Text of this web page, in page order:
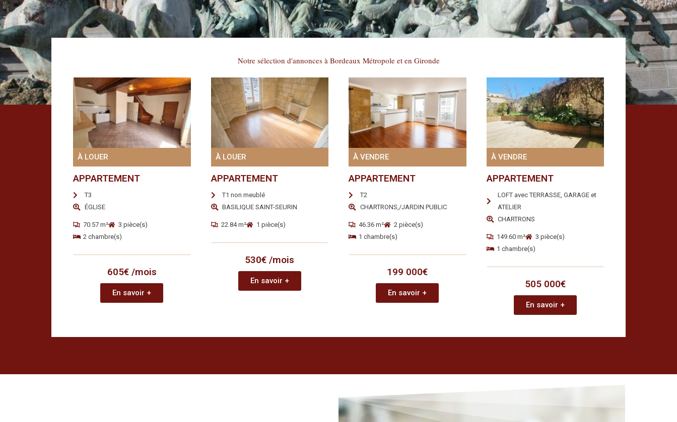
Notre sélection d'annonces à Bordeaux Métropole et en Gironde
À LOUER
APPARTEMENT
T3
ÉGLISE
70.57 m²
3 pièce(s)
2 chambre(s)
605€ /mois
En savoir +
À LOUER
APPARTEMENT
T1 non meublé
BASILIQUE SAINT-SEURIN
22.84 m² 1 pièce(s)
530€ /mois
En savoir +
À VENDRE
APPARTEMENT
T2
CHARTRONS,/JARDIN PUBLIC
46.36 m²
2 pièce(s)
1 chambre(s)
199 000€
En savoir +
À VENDRE
APPARTEMENT
LOFT avec TERRASSE, GARAGE et
ATELIER
CHARTRONS
149.60 m²
3 pièce(s)
1 chambre(s)
505 000€
En savoir +